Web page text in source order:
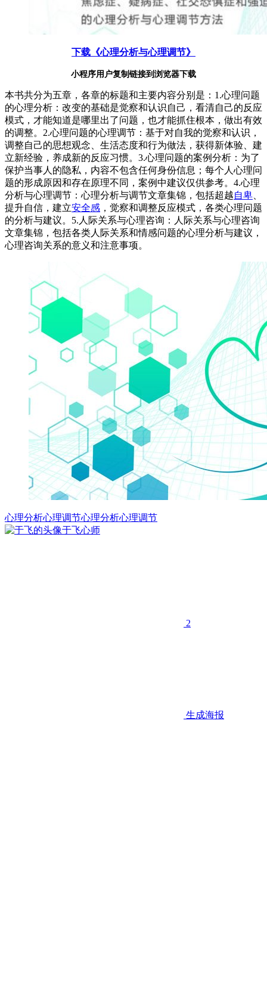
下载《心理分析与心理调节》
小程序用户复制链接到浏览器下载
本书共分为五章，各章的标题和主要内容分别是：1.心理问题
的心理分析：改变的基础是觉察和认识自己，看清自己的反应
模式，才能知道是哪里出了问题，也才能抓住根本，做出有效
的调整。2.心理问题的心理调节：基于对自我的觉察和认识，
调整自己的思想观念、生活态度和行为做法，获得新体验、建
立新经验，养成新的反应习惯。3.心理问题的案例分析：为了
保护当事人的隐私，内容不包含任何身份信息；每个人心理问
题的形成原因和存在原理不同，案例中建议仅供参考。4.心理
分析与心理调节：心理分析与调节文章集锦，包括超越自卑
提升自信，建立安全感 ，觉察和调整反应模式，各类心理问题
的分析与建议。5.人际关系与心理咨询：人际关系与心理咨询
文章集锦，包括各类人际关系和情感问题的心理分析与建议，
心理咨询关系的意义和注意事项。
心理分析心理调节心理分析心理调节
于飞心师
2
生成海报